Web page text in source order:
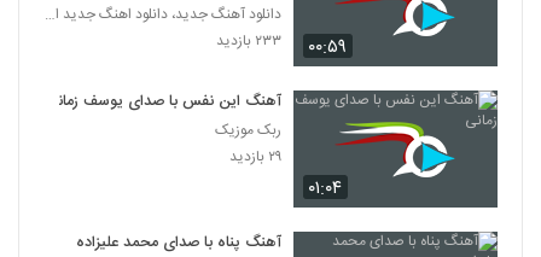
۰۰:۵۹
دانلود آهنگ جدید، دانلود اهنگ جدید ایرانی
۲۳۳ بازدید
۰۱:۰۴
آهنگ این نفس با صدای یوسف زمانی
ربک موزیک
۲۹ بازدید
آهنگ پناه با صدای محمد علیزاده